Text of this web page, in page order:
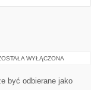
WYŁĄCZONA
być odbierane jako